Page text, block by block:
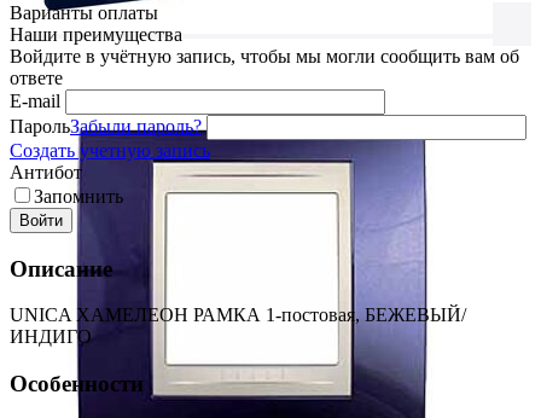
Варианты оплаты
Наши преимущества
Войдите в учётную запись, чтобы мы могли сообщить вам об
ответе
E-mail
ПарольЗабыли пароль?
Создать учетную запись
Антибот
Запомнить
Войти
Описание
UNICA ХАМЕЛЕОН РАМКА 1-постовая, БЕЖЕВЫЙ/
ИНДИГО
Особенности